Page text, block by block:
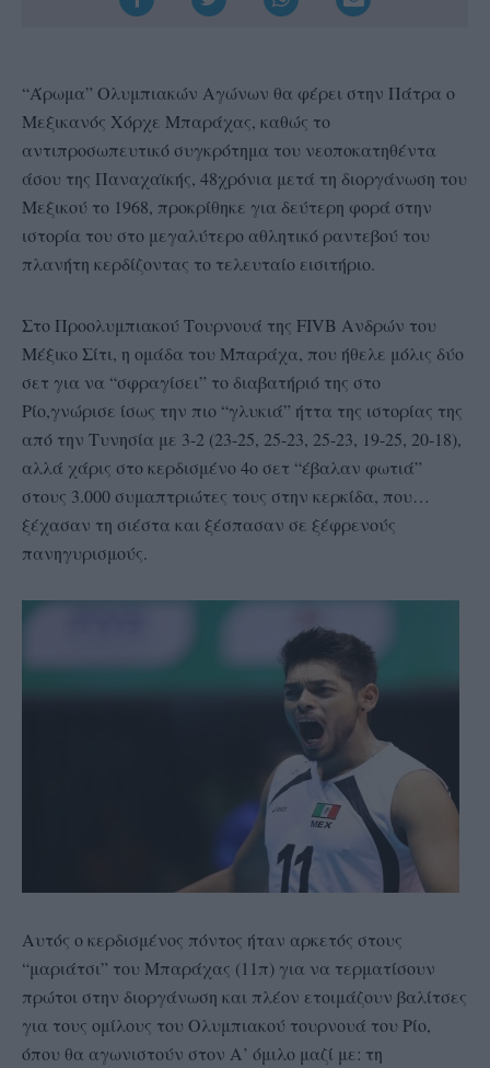
“Άρωμα” Ολυμπιακών Αγώνων θα φέρει στην Πάτρα ο
Μεξικανός Χόρχε Μπαράχας, καθώς το
αντιπροσωπευτικό συγκρότημα του νεοποκατηθέντα
άσου της Παναχαϊκής, 48χρόνια μετά τη διοργάνωση του
Μεξικού το 1968, προκρίθηκε για δεύτερη φορά στην
ιστορία του στο μεγαλύτερο αθλητικό ραντεβού του
πλανήτη κερδίζοντας το τελευταίο εισιτήριο.
Στο Προολυμπιακού Τουρνουά της FIVB Ανδρών του
Μέξικο Σίτι, η ομάδα του Μπαράχα, που ήθελε μόλις δύο
σετ για να “σφραγίσει” το διαβατήριό της στο
Ρίο,γνώρισε ίσως την πιο “γλυκιά” ήττα της ιστορίας της
από την Τυνησία με 3-2 (23-25, 25-23, 25-23, 19-25, 20-18),
αλλά χάρις στο κερδισμένο 4ο σετ “έβαλαν φωτιά”
στους 3.000 συμαπτριώτες τους στην κερκίδα, που…
ξέχασαν τη σιέστα και ξέσπασαν σε ξέφρενούς
πανηγυρισμούς.
Αυτός ο κερδισμένος πόντος ήταν αρκετός στους
“μαριάτσι” του Μπαράχας (11π) για να τερματίσουν
πρώτοι στην διοργάνωση και πλέον ετοιμάζουν βαλίτσες
για τους ομίλους του Ολυμπιακού τουρνουά του Ρίο,
όπου θα αγωνιστούν στον Α’ όμιλο μαζί με: τη